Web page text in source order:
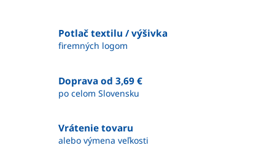
Potlač textilu / výšivka
firemných logom
Doprava od 3,69 €
po celom Slovensku
Vrátenie tovaru
alebo výmena veľkosti